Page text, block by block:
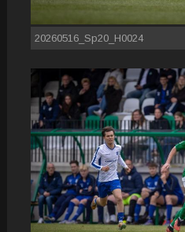
20260516_Sp20_H0024